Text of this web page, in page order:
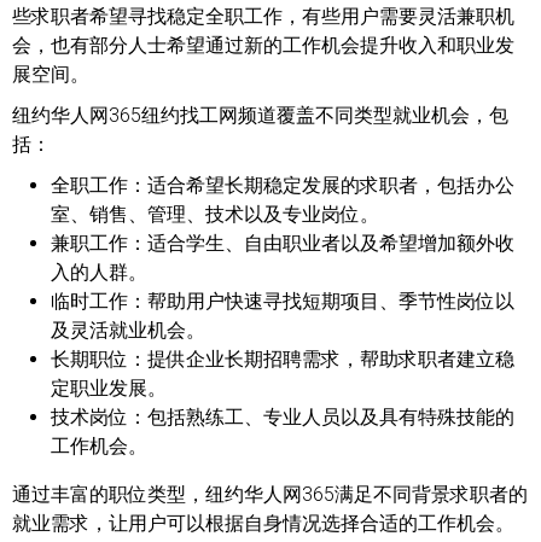
些求职者希望寻找稳定全职工作，有些用户需要灵活兼职机
会，也有部分人士希望通过新的工作机会提升收入和职业发
展空间。
纽约华人网365纽约找工网频道覆盖不同类型就业机会，包
括：
全职工作： 适合希望长期稳定发展的求职者，包括办公
室、销售、管理、技术以及专业岗位。
兼职工作： 适合学生、自由职业者以及希望增加额外收
入的人群。
临时工作： 帮助用户快速寻找短期项目、季节性岗位以
及灵活就业机会。
长期职位： 提供企业长期招聘需求，帮助求职者建立稳
定职业发展。
技术岗位： 包括熟练工、专业人员以及具有特殊技能的
工作机会。
通过丰富的职位类型，纽约华人网365满足不同背景求职者的
就业需求，让用户可以根据自身情况选择合适的工作机会。